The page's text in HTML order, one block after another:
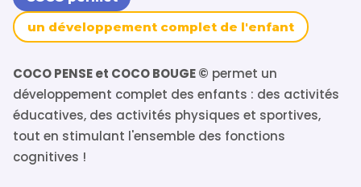
un développement complet de l'enfant
COCO PENSE et COCO BOUGE © permet un
développement complet des enfants : des activités
éducatives, des activités physiques et sportives,
tout en stimulant l'ensemble des fonctions
cognitives !